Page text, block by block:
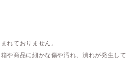
れておりません。
や商品に細かな傷や汚れ、潰れが発生して